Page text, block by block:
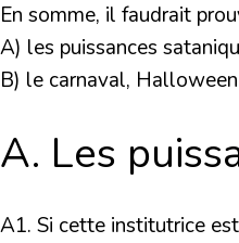
En somme, il faudrait
A) les puissances
B) le carnaval,
A. Les
A1. Si cette institutrice